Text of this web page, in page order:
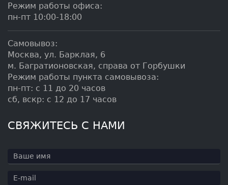
Режим работы офиса:
пн-пт 10:00-18:00
Самовывоз:
Москва, ул. Барклая, 6
м. Багратионовская, справа от Горбушки
Режим работы пункта самовывоза:
пн-пт: с 11 до 20 часов
сб, вскр: с 12 до 17 часов
СВЯЖИТЕСЬ С НАМИ